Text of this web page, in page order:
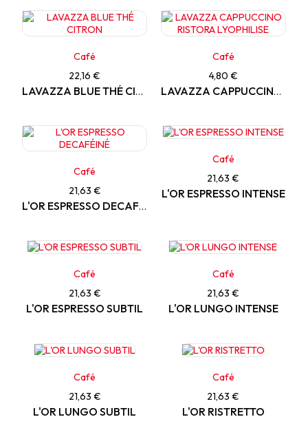
Café
22,16 €
LAVAZZA BLUE THÉ CITRON
Café
4,80 €
LAVAZZA CAPPUCCINO RISTORA LYOPHILISE
Café
21,63 €
L'OR ESPRESSO DECAFÉINÉ
Café
21,63 €
L'OR ESPRESSO INTENSE
Café
21,63 €
L'OR ESPRESSO SUBTIL
Café
21,63 €
L'OR LUNGO INTENSE
Café
21,63 €
L'OR LUNGO SUBTIL
Café
21,63 €
L'OR RISTRETTO